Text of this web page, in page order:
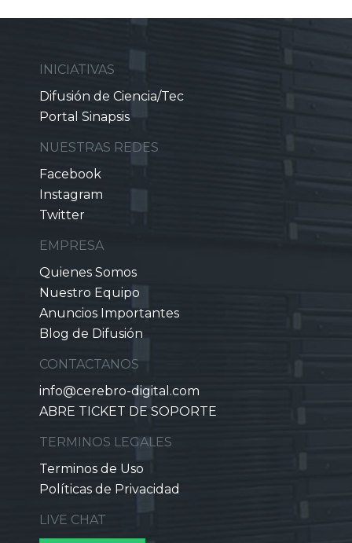
INICIATIVAS
Difusión de Ciencia/Tec
Portal Sinapsis
NUESTRAS REDES
Facebook
Instagram
Twitter
EMPRESA
Quienes Somos
Nuestro Equipo
Anuncios Importantes
Blog de Difusión
CONTACTANOS
info@cerebro-digital.com
ABRE TICKET DE SOPORTE
TERMINOS LEGALES
Terminos de Uso
Políticas de Privacidad
LIVE CHAT